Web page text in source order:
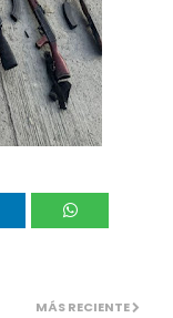
MÁS RECIENTE